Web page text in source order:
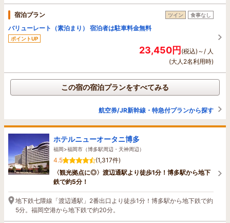
宿泊プラン ツイン 食事なし
バリューレート（素泊まり） 宿泊者は駐車料金無料
ポイントUP
23,450円(税込)～/ 人
(大人2名利用時)
この宿の宿泊プランをすべてみる
航空券/JR新幹線・特急付プランから探す
ホテルニューオータニ博多
福岡>福岡市（博多駅周辺・天神周辺）
4.5
(1,317件)
〈観光拠点に◎〉渡辺通駅より徒歩1分！博多駅から地下
鉄で約5分！
地下鉄七隈線「渡辺通駅」2番出口より徒歩1分！博多駅から地下鉄で約
5分。福岡空港から地下鉄で約20分。